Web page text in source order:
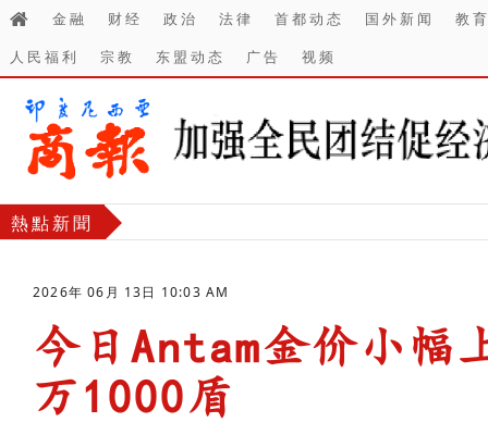
金融 财经 政治 法律 首都动态 国外新闻
教
人民福利
宗教 东盟动态 广告 视频
熱點新聞
2026年 06月 13日 10:03 AM
今日Antam金价小幅
万1000盾